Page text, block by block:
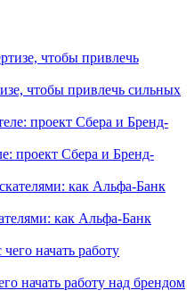
чтобы привлечь сильных
проект Сбера и Бренд-
как Альфа-Банк
начать работу над брендом